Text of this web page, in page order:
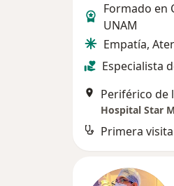
Formado en
UNAM
Empatía,
Especialista
Hospital Star
Primera